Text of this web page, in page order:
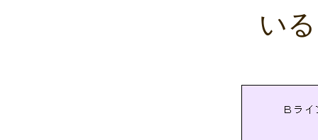
い